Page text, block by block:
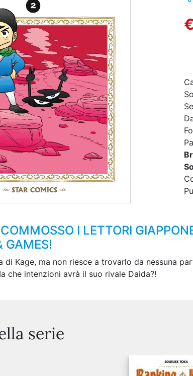
I LETTORI
GAMES!
di Kage, ma non riesce a trovarlo da nessuna
che intenzioni avrà il suo rivale Daida?!
serie